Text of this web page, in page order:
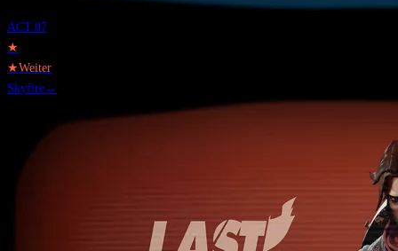
ACT.07
★
★Weiter
Skyfire→